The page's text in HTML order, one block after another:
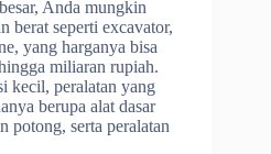
Anda mungkin
berat seperti excavator,
yang harganya bisa
miliaran rupiah.
kecil, peralatan yang
berupa alat dasar
potong, serta peralatan